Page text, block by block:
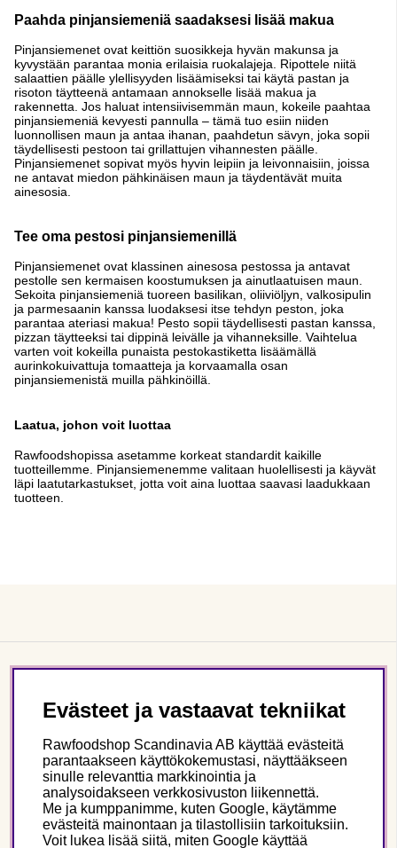
Paahda pinjansiemeniä saadaksesi lisää makua
Pinjansiemenet ovat keittiön suosikkeja hyvän makunsa ja
kyvystään parantaa monia erilaisia ruokalajeja. Ripottele niitä
salaattien päälle ylellisyyden lisäämiseksi tai käytä pastan ja
risoton täytteenä antamaan annokselle lisää makua ja
rakennetta. Jos haluat intensiivisemmän maun, kokeile paahtaa
pinjansiemeniä kevyesti pannulla – tämä tuo esiin niiden
luonnollisen maun ja antaa ihanan, paahdetun sävyn, joka sopii
täydellisesti pestoon tai grillattujen vihannesten päälle.
Pinjansiemenet sopivat myös hyvin leipiin ja leivonnaisiin, joissa
ne antavat miedon pähkinäisen maun ja täydentävät muita
ainesosia.
Tee oma pestosi pinjansiemenillä
Pinjansiemenet ovat klassinen ainesosa pestossa ja antavat
pestolle sen kermaisen koostumuksen ja ainutlaatuisen maun.
Sekoita pinjansiemeniä tuoreen basilikan, oliiviöljyn, valkosipulin
ja parmesaanin kanssa luodaksesi itse tehdyn peston, joka
parantaa ateriasi makua! Pesto sopii täydellisesti pastan kanssa,
pizzan täytteeksi tai dippinä leivälle ja vihanneksille. Vaihtelua
varten voit kokeilla punaista pestokastiketta lisäämällä
aurinkokuivattuja tomaatteja ja korvaamalla osan
pinjansiemenistä muilla pähkinöillä.
Laatua, johon voit luottaa
Rawfoodshopissa asetamme korkeat standardit kaikille
tuotteillemme. Pinjansiemenemme valitaan huolellisesti ja käyvät
läpi laatutarkastukset, jotta voit aina luottaa saavasi laadukkaan
tuotteen.
Seuraa meitä
Tämä on Rawfoodshop
Evästeet ja vastaavat tekniikat
Rawfoodshop Scandinavia AB käyttää evästeitä
parantaakseen käyttökokemustasi, näyttääkseen
sinulle relevanttia markkinointia ja
analysoidakseen verkkosivuston liikennettä.
Me ja kumppanimme, kuten Google, käytämme
evästeitä mainontaan ja tilastollisiin tarkoituksiin.
Voit lukea lisää siitä, miten Google käyttää